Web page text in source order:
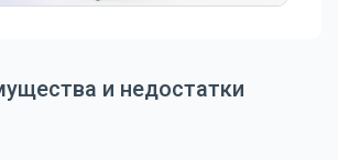
и недостатки